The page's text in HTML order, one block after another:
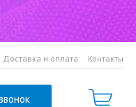
Доставка и оплата Контакты